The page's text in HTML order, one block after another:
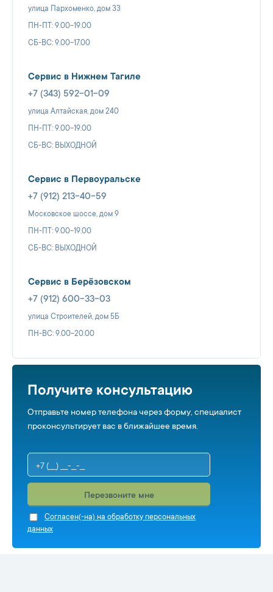
улица Пархоменко, дом 33
ПН-ПТ: 9.00-19.00
СБ-ВС: 9.00-17.00
Сервис в Нижнем Тагиле
+7 (343) 592-01-09
улица Алтайская, дом 240
ПН-ПТ: 9.00-19.00
СБ-ВС: ВЫХОДНОЙ
Сервис в Первоуральске
+7 (912) 213-40-59
Московское шоссе, дом 9
ПН-ПТ: 9.00-19.00
СБ-ВС: ВЫХОДНОЙ
Сервис в Берёзовском
+7 (912) 600-33-03
улица Строителей, дом 5Б
ПН-ВС: 9.00-20.00
Получите консультацию
Отправьте номер телефона через форму, специалист
проконсультирует вас в ближайшее время.
Перезвоните мне
Cогласен(-на) на обработку персональных
данных